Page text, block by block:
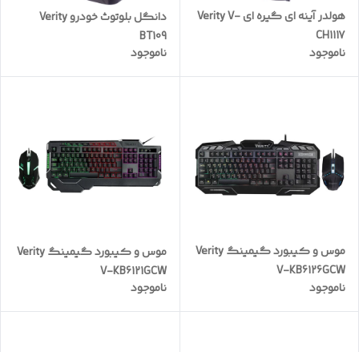
هولدر آینه ای گیره ای Verity V-
CH1117
ناموجود
دانگل بلوتوث خودرو Verity
BT109
ناموجود
موس و کیبورد گیمینگ Verity
V-KB6126GCW
ناموجود
موس و کیبورد گیمینگ Verity
V-KB6121GCW
ناموجود